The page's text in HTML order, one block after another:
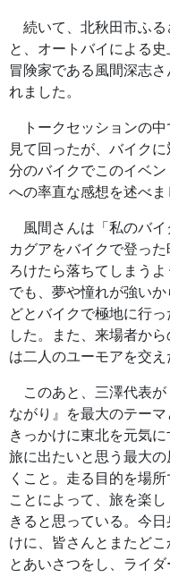
続いて、北秋田市ふる
と、オートバイによる
冒険家である風間深志
れました。
トークセッションの中
見て回ったが、バイク
分のバイクでこのイベ
への率直な感想を述べま
風間さんは「私のバイ
カグアをバイクで登っ
ろけたら落ちてしまう
でも、夢や憧れが強い
どとバイクで極地に行
した。また、来場者か
は二人のユーモアを交え
このあと、三澤代表が
ながり』を最大のテー
きっかけに東北を元気
旅に出たいと思う最大
くこと。走る目的を場
ことによって、旅を楽
きると思っている。今
けに、皆さんとまたど
とあいさつをし、ライ